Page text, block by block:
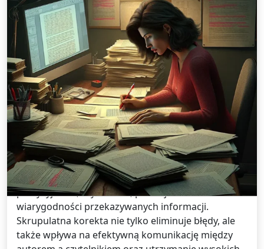
Tłumaczenia /26 stycznia 2025
Znaczenie korekty językowej w
publikacjach naukowych
Poprawna korekta językowa w artykułach
naukowych odgrywa kluczową rolę w zapewnieniu
precyzyjności, czytelności, profesjonalizmu i
wiarygodności przekazywanych informacji.
Skrupulatna korekta nie tylko eliminuje błędy, ale
także wpływa na efektywną komunikację między